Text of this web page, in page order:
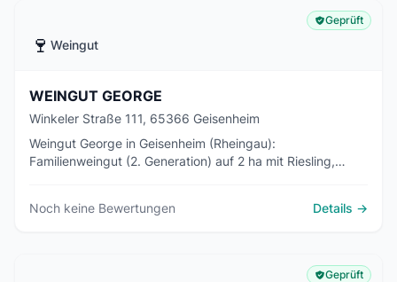
🍷 Weingut
Geprüft
WEINGUT GEORGE
Winkeler Straße 111, 65366 Geisenheim
Weingut George in Geisenheim (Rheingau):
Familienweingut (2. Generation) auf 2 ha mit Riesling,
Noch keine Bewertungen Details →
Geprüft